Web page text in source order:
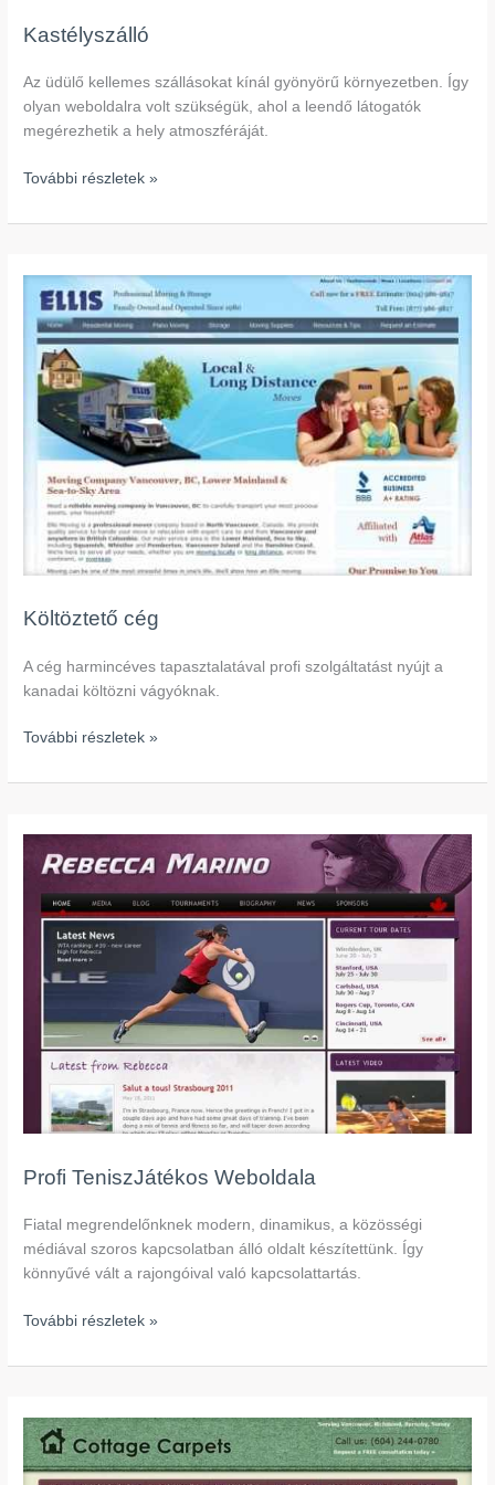
Kastélyszálló
Az üdülő kellemes szállásokat kínál gyönyörű környezetben. Így
olyan weboldalra volt szükségük, ahol a leendő látogatók
megérezhetik a hely atmoszféráját.
További részletek »
Költöztető cég
A cég harmincéves tapasztalatával profi szolgáltatást nyújt a
kanadai költözni vágyóknak.
Költöztető
cég
További részletek »
Profi TeniszJátékos Weboldala
Fiatal megrendelőnknek modern, dinamikus, a közösségi
médiával szoros kapcsolatban álló oldalt készítettünk. Így
könnyűvé vált a rajongóival való kapcsolattartás.
TeniszJátékos
Weboldala
További részletek »
Szőnyegüzlet